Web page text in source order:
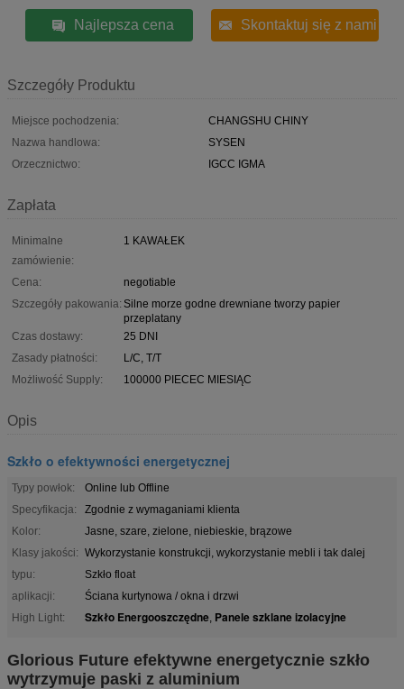
Najlepsza cena Skontaktuj się z nami
Szczegóły Produktu
Miejsce pochodzenia:
CHANGSHU CHINY
Nazwa handlowa:
SYSEN
Orzecznictwo:
IGCC IGMA
Zapłata
Minimalne
zamówienie:
1 KAWAŁEK
Cena:
negotiable
Szczegóły pakowania: Silne morze godne drewniane tworzy papier
przeplatany
Czas dostawy:
25 DNI
Zasady płatności:
L/C, T/T
Możliwość Supply:
100000 PIECEC MIESIĄC
Opis
Szkło o efektywności energetycznej
Typy powłok:
Online lub Offline
Specyfikacja:
Zgodnie z wymaganiami klienta
Kolor:
Jasne, szare, zielone, niebieskie, brązowe
Klasy jakości: Wykorzystanie konstrukcji, wykorzystanie mebli i tak dalej
typu:
Szkło float
aplikacji:
Ściana kurtynowa / okna i drzwi
High Light:
Szkło Energooszczędne, Panele szklane izolacyjne
Glorious Future efektywne energetycznie szkło
wytrzymuje paski z aluminium